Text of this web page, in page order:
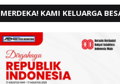
MERDEKA! KAMI KELUARGA